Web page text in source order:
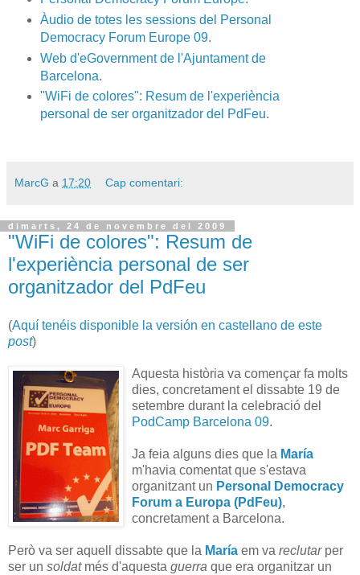
Àudio de totes les sessions del Personal
Democracy Forum Europe 09.
Web d'eGovernment de l'Ajuntament de
Barcelona.
"WiFi de colores": Resum de l'experiència
personal de ser organitzador del PdFeu.
MarcG a 17:20 Cap comentari:
dimarts, 24 de novembre del 2009
"WiFi de colores": Resum de
l'experiència personal de ser
organitzador del PdFeu
(Aquí tenéis disponible la versión en castellano de este
post)
Aquesta història va començar fa molts
dies, concretament el dissabte 19 de
setembre durant la celebració del
PodCamp Barcelona 09.
Ja feia alguns dies que la María
m'havia comentat que s'estava
organitzant un Personal Democracy
Forum a Europa (PdFeu),
concretament a Barcelona.
Però va ser aquell dissabte que la María em va reclutar per
ser un soldatmés d'aquesta guerra que era organitzar un